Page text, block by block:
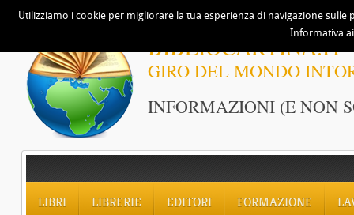
BIBLIOCARTINA.IT
GIRO DEL MONDO
INFORMAZIONI (E NON
LIBRI LIBRERIE EDITORI FORMAZIONE
Utilizziamo i cookie per migliorare la tua esperienza di navigazione
Informativa ai